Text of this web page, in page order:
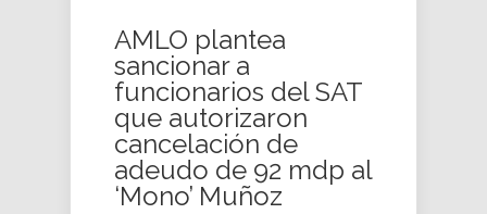
AMLO plantea
sancionar a
funcionarios del SAT
que autorizaron
cancelación de
adeudo de 92 mdp al
‘Mono’ Muñoz